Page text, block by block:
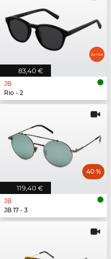
83,40 €
JB
Rio - 2
119,40 €
40 %
JB
JB 17 - 3